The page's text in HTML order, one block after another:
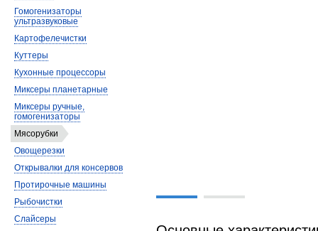
Гомогенизаторы
ультразвуковые
Картофелечистки
Куттеры
Кухонные процессоры
Миксеры планетарные
Миксеры ручные,
гомогенизаторы
Мясорубки
Овощерезки
Открывалки для консервов
Протирочные машины
Рыбочистки
Слайсеры